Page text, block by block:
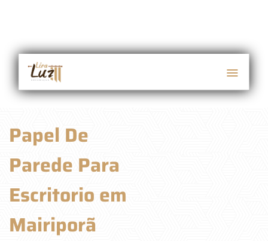
Papel De
Parede Para
Escritorio em
Mairiporã